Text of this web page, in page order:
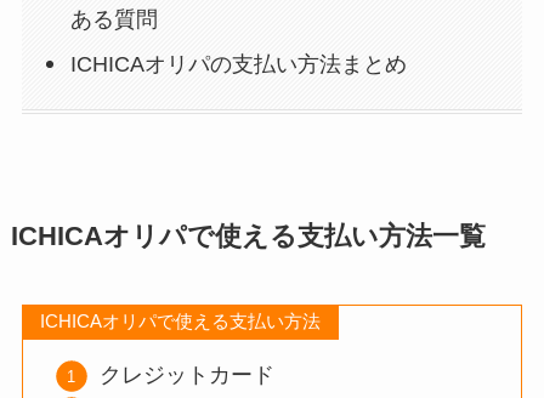
ある質問
ICHICAオリパの支払い方法まとめ
ICHICAオリパで使える支払い方法一覧
ICHICAオリパで使える支払い方法
クレジットカード